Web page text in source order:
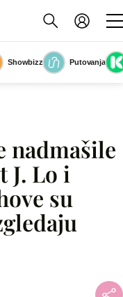
Showbizz
Putovanja
Josip Moler/Profimedia)
nadmašile
J. Lo i
su